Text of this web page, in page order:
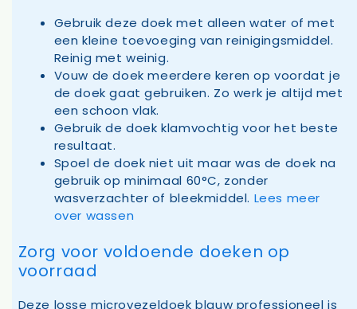
Gebruik deze doek met alleen water of met
een kleine toevoeging van reinigingsmiddel.
Reinig met weinig.
Vouw de doek meerdere keren op voordat je
de doek gaat gebruiken. Zo werk je altijd met
een schoon vlak.
Gebruik de doek klamvochtig voor het beste
resultaat.
Spoel de doek niet uit maar was de doek na
gebruik op minimaal 60°C, zonder
wasverzachter of bleekmiddel. Lees meer
over wassen
Zorg voor voldoende doeken op
voorraad
Deze losse microvezeldoek blauw professioneel is